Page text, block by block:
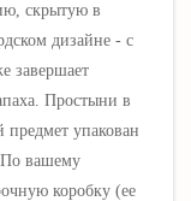
скрытую в
дизайне - с
завершает
Простыни в
упакован
По вашему
коробку (ее